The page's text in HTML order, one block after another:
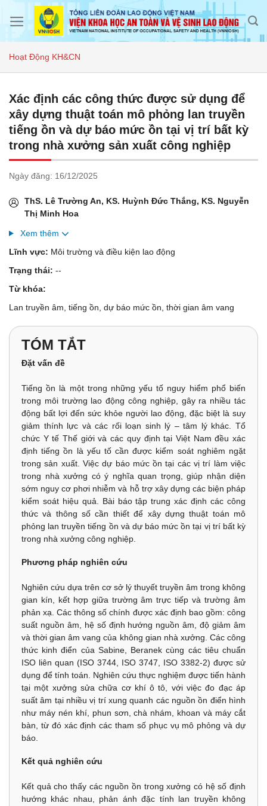
Hoạt Động KH&CN
Xác định các công thức được sử dụng để
xây dựng thuật toán mô phỏng lan truyền
tiếng ồn và dự báo mức ồn tại vị trí bất kỳ
trong nhà xưởng sản xuất công nghiệp
Ngày đăng: 16/12/2025
ThS. Lê Trường An, KS. Huỳnh Đức Thắng, KS. Nguyễn
Thị Minh Hoa
Xem thêm
Lĩnh vực: Môi trường và điều kiện lao động
Trạng thái: --
Từ khóa:
Lan truyền âm, tiếng ồn, dự báo mức ồn, thời gian âm vang
TÓM TẮT
Đặt vấn đề
Tiếng ồn là một trong những yếu tố nguy hiểm phổ biến
trong môi trường lao động công nghiệp, gây ra nhiều tác
động bất lợi đến sức khỏe người lao động, đặc biệt là suy
giảm thính lực và các rối loạn sinh lý – tâm lý khác. Tổ
chức Y tế Thế giới và các quy định tại Việt Nam đều xác
định tiếng ồn là yếu tố cần được kiểm soát nghiêm ngặt
trong sản xuất. Việc dự báo mức ồn tại các vị trí làm việc
trong nhà xưởng có ý nghĩa quan trọng, giúp nhận diện
sớm nguy cơ phơi nhiễm và hỗ trợ xây dựng các biện pháp
kiểm soát hiệu quả. Bài báo tập trung xác định các công
thức và thông số cần thiết để xây dựng thuật toán mô
phỏng lan truyền tiếng ồn và dự báo mức ồn tại vị trí bất kỳ
trong nhà xưởng công nghiệp.
Phương pháp nghiên cứu
Nghiên cứu dựa trên cơ sở lý thuyết truyền âm trong không
gian kín, kết hợp giữa trường âm trực tiếp và trường âm
phản xạ. Các thông số chính được xác định bao gồm: công
suất nguồn âm, hệ số định hướng nguồn âm, độ giảm âm
và thời gian âm vang của không gian nhà xưởng. Các công
thức kinh điển của Sabine, Beranek cùng các tiêu chuẩn
ISO liên quan (ISO 3744, ISO 3747, ISO 3382-2) được sử
dụng để tính toán. Nghiên cứu thực nghiệm được tiến hành
tại một xưởng sửa chữa cơ khí ô tô, với việc đo đạc áp
suất âm tại nhiều vị trí xung quanh các nguồn ồn điển hình
như máy nén khí, phun sơn, chà nhám, khoan và máy cắt
bàn, từ đó xác định các tham số phục vụ mô phỏng và dự
báo.
Kết quả nghiên cứu
Kết quả cho thấy các nguồn ồn trong xưởng có hệ số định
hướng khác nhau, phản ánh đặc tính lan truyền không